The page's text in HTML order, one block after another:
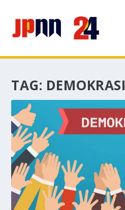
TAG: DEMOKRASI